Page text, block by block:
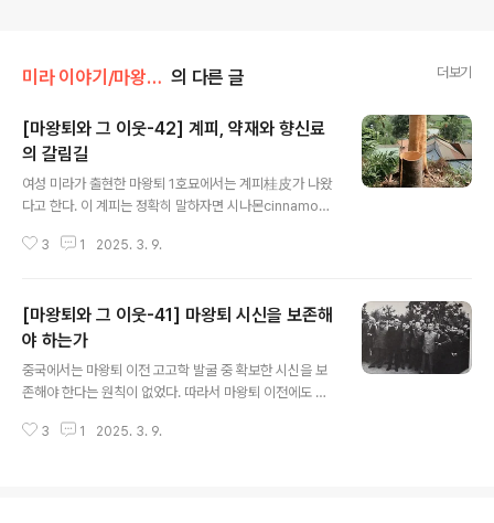
미라 이야기/마왕퇴와 그 이웃 의 다른 글 더보기
[마왕퇴와 그 이웃-42] 계피, 약재와 향신료
의 갈림길
여성 미라가 출현한 마왕퇴 1호묘에서는 계피桂皮가 나왔
다고 한다. 이 계피는 정확히 말하자면 시나몬cinnamon
경에 처음 나오는 것으로 되어 있어문헌상으로는 후한대
다. 원래 계피는 우리나라는 대체로 수입종이라 계피 자체
는 동아시아산이 아니라 남아시아에서 들어왔다고 보는 경
우가 있지만 이는 정확히 말하자면 반만 옳은 것이다. 계피
에는 남아시아 산 실론계피 Cinnamomum verum와 중
은 동일 속이지만 종이 서로 다르다. 전통적으로 남아시아
3 1 2025. 3. 9.
[마왕퇴와 그 이웃-41] 마왕퇴 시신을 보존해
야 하는가
중국에서는 마왕퇴 이전 고고학 발굴 중 확보한 시신을 보
존해야 한다는 원칙이 없었다. 따라서 마왕퇴 이전에도 비
적시되어 있음에도 제대로 보존되지 않고 사라진 경우가
3 1 2025. 3. 9.